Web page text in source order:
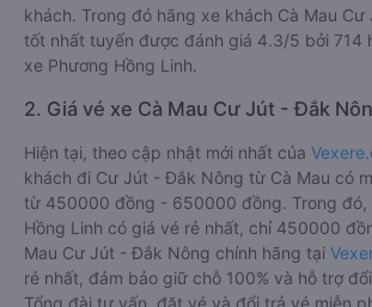
khách. Trong đó hãng xe khách Cà Mau
tốt nhất tuyến được đánh giá 4.3/5 bởi 714
xe Phương Hồng Linh.
2. Giá vé xe Cà Mau Cư Jút - Đắk
Hiện tại, theo cập nhật mới nhất của
khách đi Cư Jút - Đắk Nông từ Cà Mau có
từ 450000 đồng - 650000 đồng. Trong đó,
Hồng Linh có giá vé rẻ nhất, chỉ 450000
Mau Cư Jút - Đắk Nông chính hãng tại
rẻ nhất, đảm bảo giữ chỗ 100% và hỗ trợ
Tổng đài tư vấn, đặt vé và đổi trả vé miễn